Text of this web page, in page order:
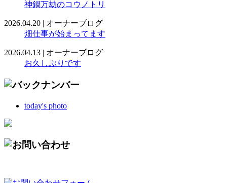
神鍋万劫のコウノトリ
2026.04.20 | オーナーブログ
畑仕事が始まってます
2026.04.13 | オーナーブログ
お久しぶりです
today's photo